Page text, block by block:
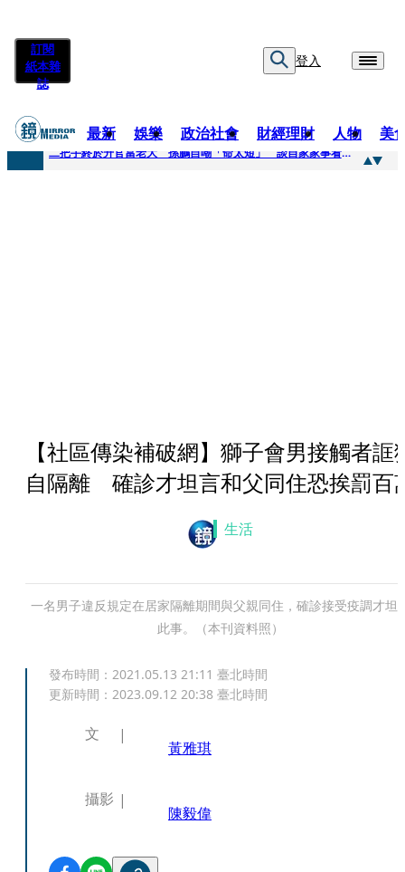
訂閱
紙本雜
誌
登入
最新 娛樂 政治社會 財經理財 人物 美
快訊
二把手終於升官當老大 孫鵬自嘲「命太短」 談自家家事看超開：誰家鍋底沒灰塵
【社區傳染補破網】獅子會男接觸者誆
自隔離 確診才坦言和父同住恐挨罰百
生活
一名男子違反規定在居家隔離期間與父親同住，確診接受疫調才坦
此事。（本刊資料照）
發布時間： 2021.05.13 21:11 臺北時間
更新時間： 2023.09.12 20:38 臺北時間
文
黃雅琪
攝影
陳毅偉